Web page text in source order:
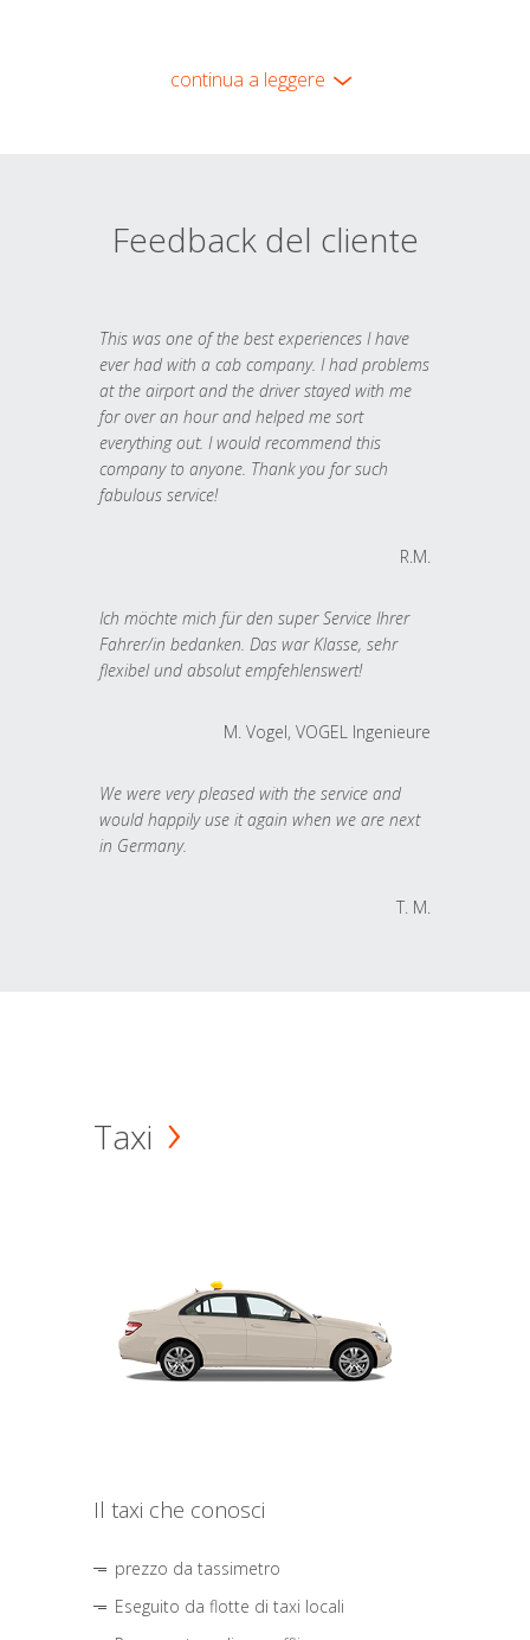
continua a leggere
Feedback del cliente
This was one of the best experiences I have
ever had with a cab company. I had problems
at the airport and the driver stayed with me
for over an hour and helped me sort
everything out. I would recommend this
company to anyone. Thank you for such
fabulous service!
R.M.
Ich möchte mich für den super Service Ihrer
Fahrer/in bedanken. Das war Klasse, sehr
flexibel und absolut empfehlenswert!
M. Vogel, VOGEL Ingenieure
We were very pleased with the service and
would happily use it again when we are next
in Germany.
T. M.
Taxi
Il taxi che conosci
prezzo da tassimetro
Eseguito da flotte di taxi locali